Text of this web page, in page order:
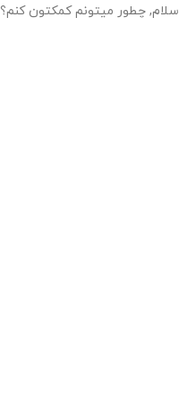
سلام, چطور میتونم کمکتون کنم؟